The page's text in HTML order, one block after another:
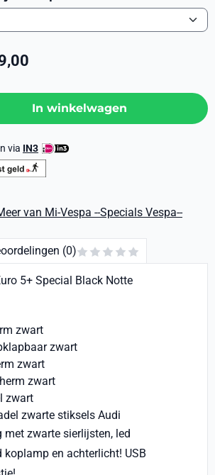
In winkelwagen
via IN3
van Mi-Vespa --Specials Vespa--
(0)
5+ Special Black Notte
zwart
zwart
zwart
zwart
zwart
zwarte stiksels Audi
zwarte sierlijsten, led
koplamp en achterlicht! USB